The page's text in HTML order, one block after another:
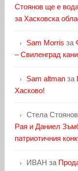
Стоянов ще е
за Хасковска
Sam Morris за
– Свиленград
Sam altmanза
Хасково!
Стела
Рая и Даниел
патриотичния
ИВАН за